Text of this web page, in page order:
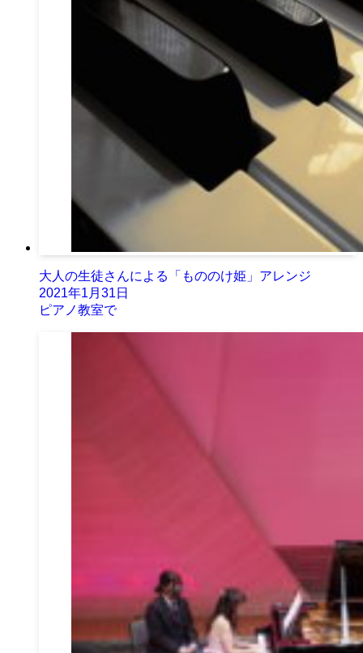
大人の生徒さんによる「もののけ姫」アレンジ
2021年1月31日
ピアノ教室で